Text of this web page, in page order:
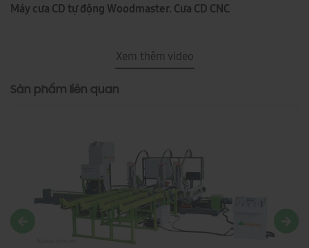
Máy cưa CD tự động Woodmaster. Cưa CD CNC
Xem thêm video
Sản phẩm liên quan